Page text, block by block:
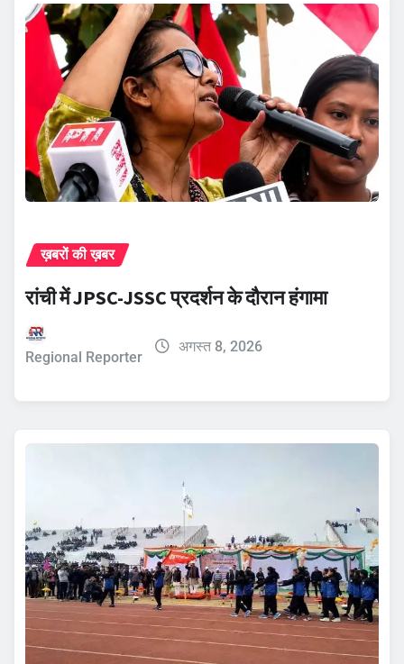
ख़बरों की ख़बर
रांची में JPSC-JSSC प्रदर्शन के दौरान हंगामा
Regional Reporter
अगस्त 8, 2026